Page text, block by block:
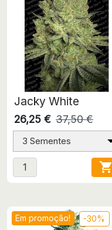
Jacky White
26,25 € 37,50 €
3 Sementes

Em promoção! -30%